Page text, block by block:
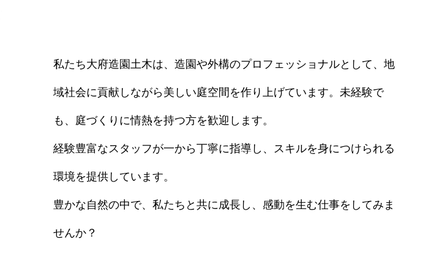
私たち大府造園土木は、造園や外構のプロフェッショナルとして、地
域社会に貢献しながら美しい庭空間を作り上げています。未経験で
も、庭づくりに情熱を持つ方を歓迎します。
経験豊富なスタッフが一から丁寧に指導し、スキルを身につけられる
環境を提供しています。
豊かな自然の中で、私たちと共に成長し、感動を生む仕事をしてみま
せんか？